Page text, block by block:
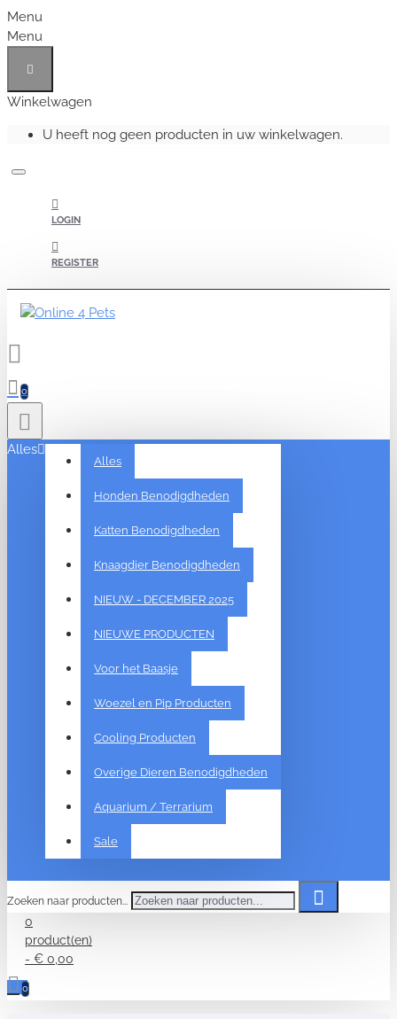
Menu
Menu
Winkelwagen
U heeft nog geen producten in uw winkelwagen.
LOGIN
REGISTER
0
Alles
Alles
Honden Benodigdheden
Katten Benodigdheden
Knaagdier Benodigdheden
NIEUW - DECEMBER 2025
NIEUWE PRODUCTEN
Voor het Baasje
Woezel en Pip Producten
Cooling Producten
Overige Dieren Benodigdheden
Aquarium / Terrarium
Sale
Zoeken naar producten...
0
product(en)
- € 0,00
0